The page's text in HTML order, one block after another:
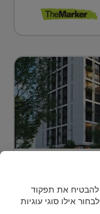
אחת
משקיעים
להבטיח את תפקוד
אילו סוגי עוגיות